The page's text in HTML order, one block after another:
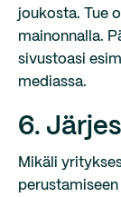
joukosta. Tue
mainonnalla.
sivustoasi
mediassa.
6.
Mikäli